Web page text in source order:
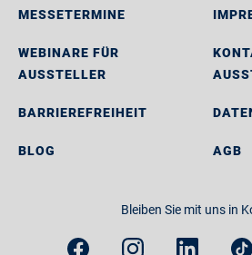
MESSETERMINE
WEBINARE FÜR
AUSSTELLER
BARRIEREFREIHEIT
BLOG AGB
Bleiben Sie mit uns in